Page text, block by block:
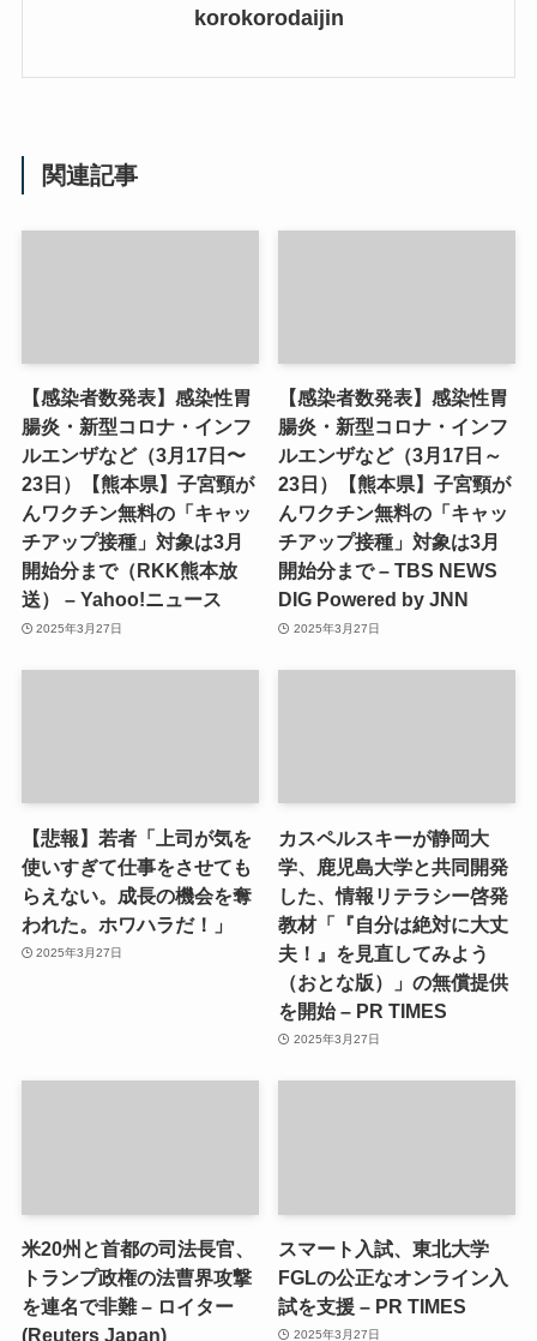
korokorodaijin
関連記事
【感染者数発表】感染性胃
腸炎・新型コロナ・インフ
ルエンザなど（3月17日〜
23日）【熊本県】子宮頸が
んワクチン無料の「キャッ
チアップ接種」対象は3月
開始分まで（RKK熊本放
送） – Yahoo!ニュース
2025年3月27日
【感染者数発表】感染性胃
腸炎・新型コロナ・インフ
ルエンザなど（3月17日～
23日）【熊本県】子宮頸が
んワクチン無料の「キャッ
チアップ接種」対象は3月
開始分まで – TBS NEWS
DIG Powered by JNN
2025年3月27日
【悲報】若者「上司が気を
使いすぎて仕事をさせても
らえない。成長の機会を奪
われた。ホワハラだ！」
2025年3月27日
カスペルスキーが静岡大
学、鹿児島大学と共同開発
した、情報リテラシー啓発
教材「『自分は絶対に大丈
夫！』を見直してみよう
（おとな版）」の無償提供
を開始 – PR TIMES
2025年3月27日
米20州と首都の司法長官、
トランプ政権の法曹界攻撃
を連名で非難 – ロイター
(Reuters Japan)
スマート入試、東北大学
FGLの公正なオンライン入
試を支援 – PR TIMES
2025年3月27日